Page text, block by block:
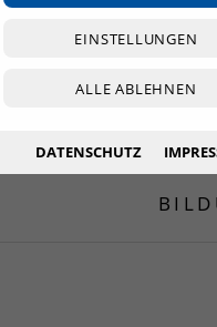
EINSTELLUNGEN
ALLE ABLEHNEN
DATENSCHUTZ